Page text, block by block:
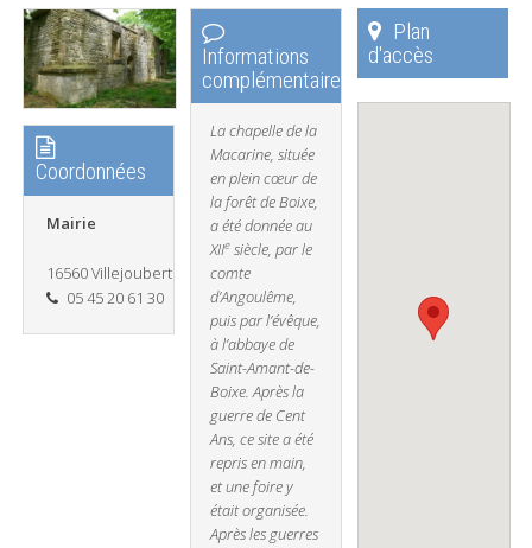
Coordonnées
Mairie
16560 Villejoubert
05 45 20 61 30
Informations
complémentaires
La chapelle de la
Macarine, située
en plein cœur de
la forêt de Boixe,
a été donnée au
XIIesiècle, par le
comte
d’Angoulême,
puis par l’évêque,
à l’abbaye de
Saint-Amant-de-
Boixe. Après la
guerre de Cent
Ans, ce site a été
repris en main,
et une foire y
était organisée.
Après les guerres
Plan
d'accès